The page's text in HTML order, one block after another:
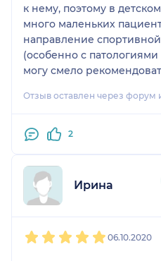
к нему, поэтому в
много маленьких
направление
(особенно с
могу смело
кости, чистку сустава,
Отзыв оставлен через форум
2
Ирина
06.10.2020